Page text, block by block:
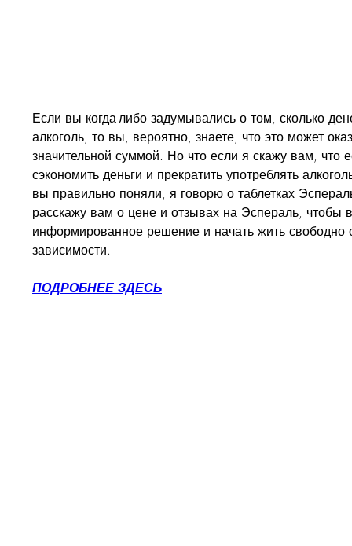
Если вы когда-либо задумывались о том, сколько
алкоголь, то вы, вероятно, знаете, что это может
значительной суммой. Но что если я скажу вам, что
сэкономить деньги и прекратить употреблять
вы правильно поняли, я говорю о таблетках
расскажу вам о цене и отзывах на Эспераль, чтобы
информированное решение и начать жить свободно
зависимости.
ПОДРОБНЕЕ ЗДЕСЬ